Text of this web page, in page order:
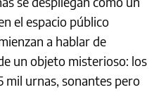
el espacio público
a hablar de
un objeto misterioso: los
mil urnas, sonantes pero